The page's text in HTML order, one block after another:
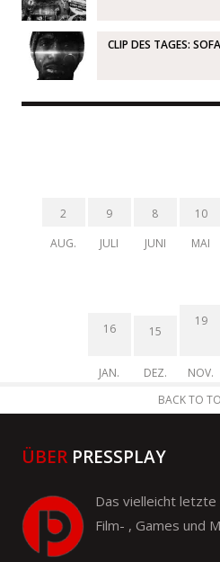
CLIP DES TAGES:
2
AUG.
9
JULI
8
JUNI
10
MAI
16
JAN.
15
DEZ.
19
NOV.
BACK TO
ÜBER PRESSPLAY
Das vielleicht letzte
Film- , Games und